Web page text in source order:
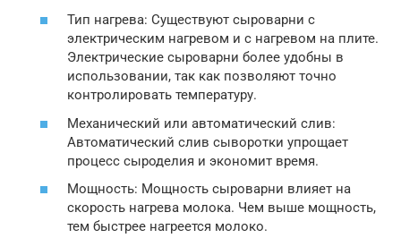
Тип нагрева: Существуют сыроварни с
электрическим нагревом и с нагревом на плите.
Электрические сыроварни более удобны в
использовании, так как позволяют точно
контролировать температуру.
Механический или автоматический слив:
Автоматический слив сыворотки упрощает
процесс сыроделия и экономит время.
Мощность: Мощность сыроварни влияет на
скорость нагрева молока. Чем выше мощность,
тем быстрее нагреется молоко.